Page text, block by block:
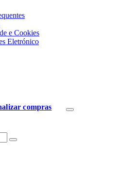
e Cookies
Eletrónico
compras